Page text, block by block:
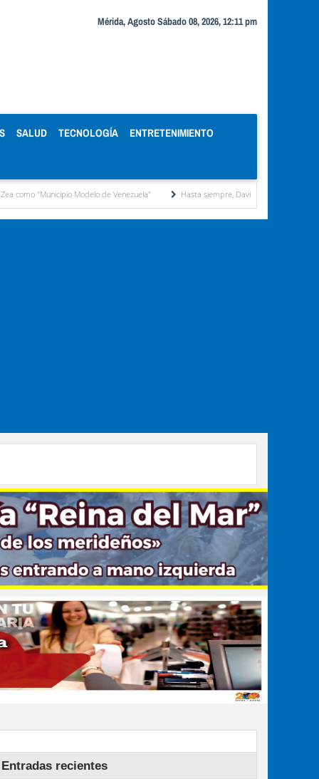
Mérida, Agosto Sábado 08, 2026, 12:11 pm
SALUD TECNOLOGÍA ENTRETENIMIENTO
Modelo de Venezuela" Hasta siempre, David José Lanz: una vida dedicada
Entradas recientes